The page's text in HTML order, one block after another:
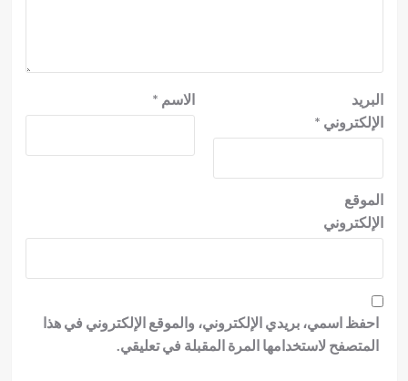
الاسم *
البريد
الإلكتروني *
الموقع
الإلكتروني
احفظ اسمي، بريدي الإلكتروني، والموقع الإلكتروني في هذا
المتصفح لاستخدامها المرة المقبلة في تعليقي.